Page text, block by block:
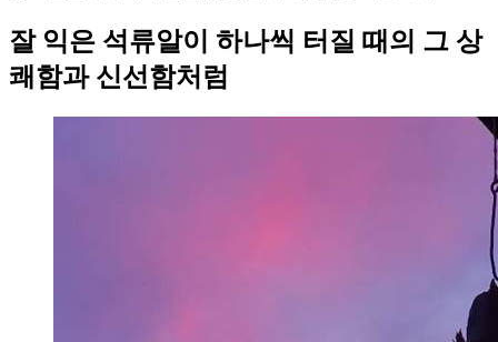
잘 익은 석류알이 하나씩 터질 때의 그 상
쾌함과 신선함처럼